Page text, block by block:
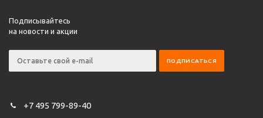
Подписывайтесь
на новости и акции
+7 495 799-89-40